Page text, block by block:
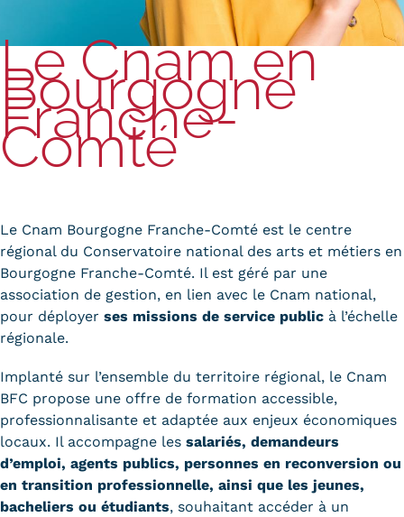
Carte lieux et centres Cnam en
BFC
Nos centres administratifs
Quoi de neuf au Cnam BFC?
Actualités
Revue de presse
Contact
Contacts services
Formations
Trouver votre formation
OFFRE EN BFC
OFFRE NATIONALE
Le Cnam en
Bourgogne
Franche-
Comté
Le Cnam Bourgogne Franche-Comté est le centre
régional du Conservatoire national des arts et métiers en
Bourgogne Franche-Comté. Il est géré par une
association de gestion, en lien avec le Cnam national,
pour déployer ses missions de service public à l’échelle
régionale.
Implanté sur l’ensemble du territoire régional, le Cnam
BFC propose une offre de formation accessible,
professionnalisante et adaptée aux enjeux économiques
locaux. Il accompagne les salariés, demandeurs
d’emploi, agents publics, personnes en reconversion ou
en transition professionnelle, ainsi que les jeunes,
bacheliers ou étudiants, souhaitant accéder à un